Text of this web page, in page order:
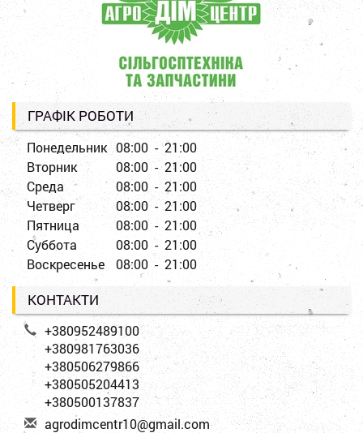
ГРАФІК РОБОТИ
Понедельник 08:00 - 21:00
Вторник
08:00 - 21:00
Среда
08:00 - 21:00
Четверг
08:00 - 21:00
Пятница
08:00 - 21:00
Суббота
08:00 - 21:00
Воскресенье
08:00 - 21:00
КОНТАКТИ
+380952489100
+380981763036
+380506279866
+380505204413
+380500137837
agrodimcentr10@gmail.com